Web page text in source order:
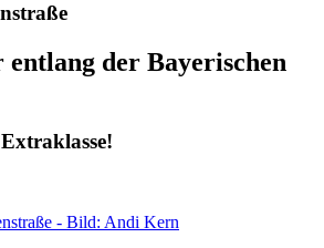
der Bayerischen